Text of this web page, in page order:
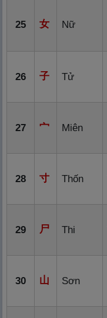
25 女 Nữ
26 子 Tử
27 宀 Miên
28 寸
Nghĩa: Đơn vị «tấc» (đo chiều
Thốn
29 尸 Thi
30 山 Sơn